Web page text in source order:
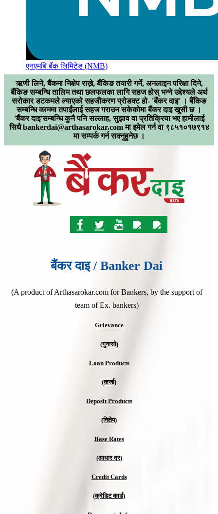
एनएमबि बैंक लिमिटेड (NMB)
ऋणी लिने, बैंकमा निक्षेप राख्ने, बैंकिङ तयारी गर्ने, अनलाइन परिक्षा दिने,
बैंकिङ सम्बन्धि तालिम तथा छलफलका लागि सहज होस् भन्ने उद्देश्यले अर्थ
सरोकार डटकमले ल्याएको सहजीकरण प्रोडक्ट हो- 'बैंकर दाइ' । बैंकिङ
सम्बन्धि काममा तपाईंलाई सहज गराउन सकेकोमा बैंकर दाइ खुसी छ ।
'बैंकर दाइ'सम्बन्धि कुनै पनि सल्लाह, सुझाव वा प्रतिक्रिया भए हामीलाई
सिधैbankerdai@arthasarokar.comमा इमेल गर्न वा ९८५१०१७९१४
मा सम्पर्क गर्न सक्नुहुनेछ ।
बैंकर दाइ / Banker Dai
(A product of Arthasarokar.com for Bankers, by the support of
team of Ex. bankers)
Grievance
(गुनासो)
Loan Products
(कर्जा)
Deposit Products
(निक्षेप)
Base Rates
(आधार दर)
Credit Cards
(क्रेडिट कार्ड)